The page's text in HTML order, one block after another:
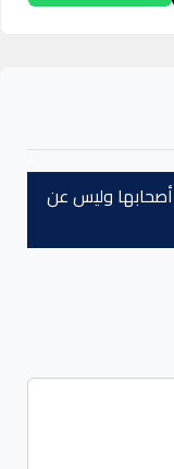
أصحابها وليس عن